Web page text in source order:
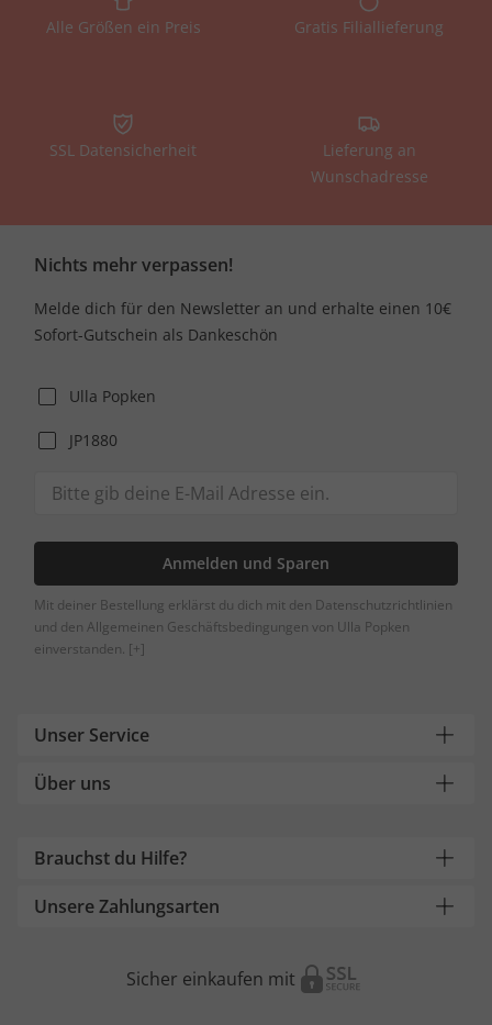
Alle Größen ein Preis Gratis Filiallieferung
SSL Datensicherheit
Lieferung an
Wunschadresse
Nichts mehr verpassen!
Melde dich für den Newsletter an und erhalte einen 10€
Sofort-Gutschein als Dankeschön
Ulla Popken
JP1880
Anmelden und Sparen
Mit deiner Bestellung erklärst du dich mit den Datenschutzrichtlinien
und den Allgemeinen Geschäftsbedingungen von Ulla Popken
einverstanden. [+]
Unser Service
Über uns
Brauchst du Hilfe?
Unsere Zahlungsarten
Sicher einkaufen mit